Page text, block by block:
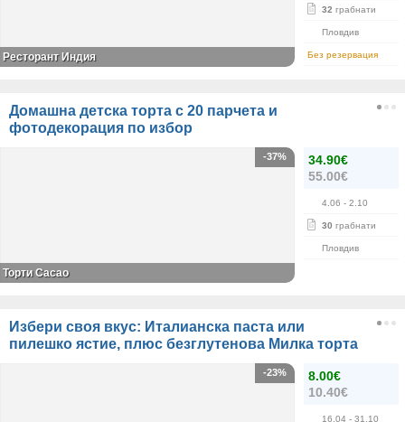
32 грабнати
Пловдив
Без резервация
Ресторант Индия
Домашна детска торта с 20 парчета и
фотодекорация по избор
34.90€
55.00€
4.06 - 2.10
30 грабнати
Пловдив
-37%
Торти Cacao
Избери своя вкус: Италианска паста или
пилешко ястие, плюс безглутенова Милка торта
8.00€
10.40€
16.04 - 31.10
-23%